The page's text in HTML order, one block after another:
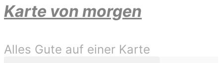
Karte von morgen
Alles Gute auf einer Karte